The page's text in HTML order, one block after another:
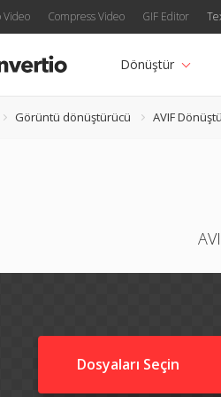
Video Compress Video GIF Editor
Dönüştür
Görüntü dönüştürücü AVIF
Dosyaları Seçin